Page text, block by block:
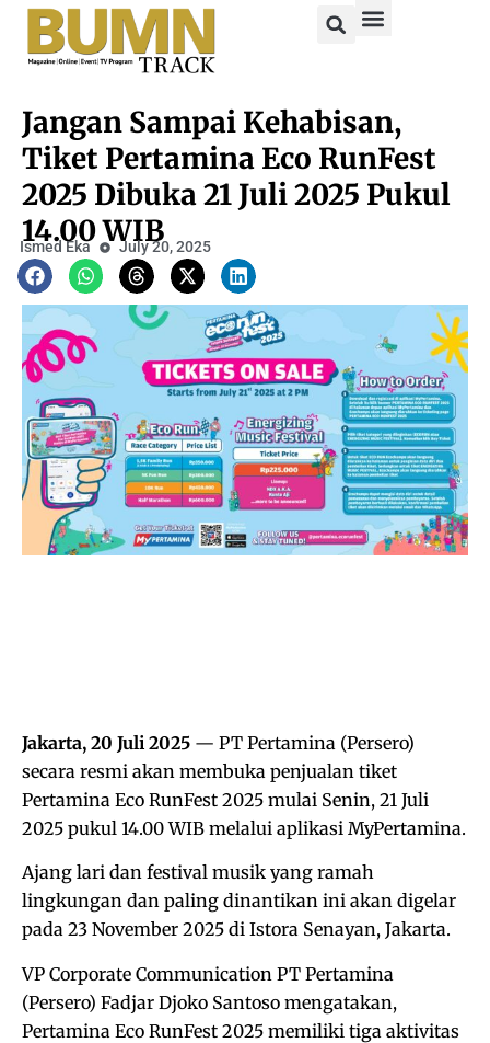
Jangan Sampai Kehabisan,
Tiket Pertamina Eco RunFest
2025 Dibuka 21 Juli 2025 Pukul
14.00 WIB
Ismed Eka July 20, 2025
Jakarta, 20 Juli 2025 — PT Pertamina (Persero)
secara resmi akan membuka penjualan tiket
Pertamina Eco RunFest 2025 mulai Senin, 21 Juli
2025 pukul 14.00 WIB melalui aplikasi MyPertamina.
Ajang lari dan festival musik yang ramah
lingkungan dan paling dinantikan ini akan digelar
pada 23 November 2025 di Istora Senayan, Jakarta.
VP Corporate Communication PT Pertamina
(Persero) Fadjar Djoko Santoso mengatakan,
Pertamina Eco RunFest 2025 memiliki tiga aktivitas